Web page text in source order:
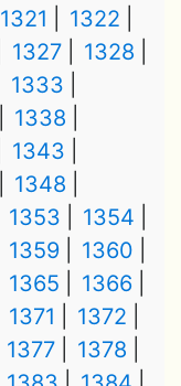
1321
1322
1327
1328
1333
1338
1343
1348
1353
1354
1359
1360
1365
1366
1371
1372
1377
1378